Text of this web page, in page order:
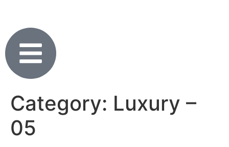
Category: Luxury –
05